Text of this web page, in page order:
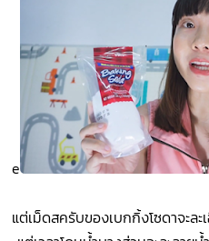
e
แต่เม็ดสครับของเบกกิ้งโซดาจะล